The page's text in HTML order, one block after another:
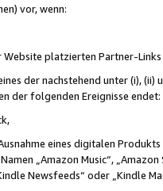
vor, wenn:
platzierten Partner-
der nachstehend unter (i),
der folgenden Ereignisse endet:
eines digitalen
„Amazon Music“, „Amazon
Newsfeeds“ oder „Kindle